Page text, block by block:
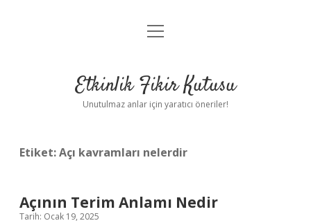
Anasayfa
Yasal Uyarı
menüyü
Etkinlik Fikir Kutusu
Unutulmaz anlar için yaratıcı öneriler!
Etiket:Açı kavramları nelerdir
Açının Terim Anlamı Nedir
Tarih: Ocak 19, 2025